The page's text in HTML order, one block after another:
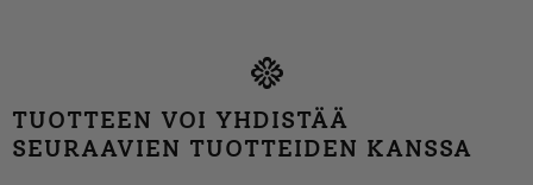
TUOTTEEN VOI YHDISTÄÄ
SEURAAVIEN TUOTTEIDEN KANSSA